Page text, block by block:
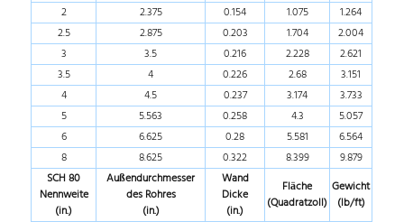
2
2.375 0.154 1.075
1.264
2.5
2.875 0.203 1.704
2.004
3
3.5 0.216 2.228
2.621
3.5
4 0.226 2.68
3.151
4
4.5 0.237 3.174
3.733
5
5.563 0.258 4.3
5.057
6
6.625 0.28 5.581
6.564
8
8.625 0.322 8.399
9.879
SCH 80
Nennweite
(in.)
Außendurchmesser
des Rohres
(in.)
Wand
Dicke
(in.)
Fläche
(Quadratzoll)
Gewicht
(lb/ft)